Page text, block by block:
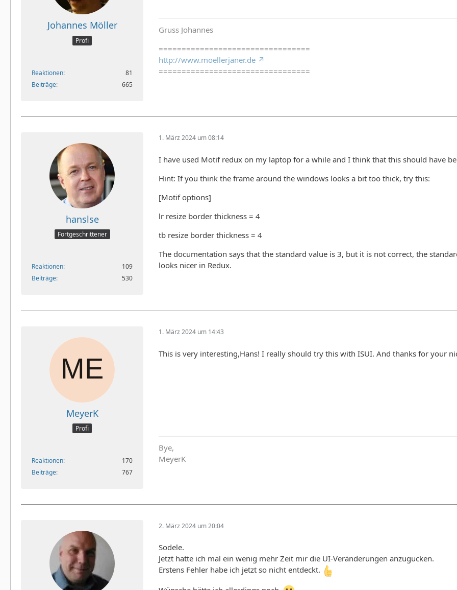
Johannes Möller
Profi
Reaktionen
81
Beiträge
665
Gruss Johannes
=================================
http://www.moellerjaner.de
=================================
hanslse
Fortgeschrittener
Reaktionen
109
Beiträge
530
1. März 2024 um 08:14
I have used Motif redux on my laptop for a while and I think that this should have
Hint: If you think the frame around the windows looks a bit too thick, try this:
[Motif options]
lr resize border thickness = 4
tb resize border thickness = 4
The documentation says that the standard value is 3, but it is not correct, the
looks nicer in Redux.
MeyerK
Profi
Reaktionen
170
Beiträge
767
1. März 2024 um 14:43
This is very interesting,Hans! I really should try this with ISUI. And thanks for your
Bye,
MeyerK
2. März 2024 um 20:04
Sodele.
Jetzt hatte ich mal ein wenig mehr Zeit mir die UI-Veränderungen anzugucken.
Erstens Fehler habe ich jetzt so nicht entdeckt.